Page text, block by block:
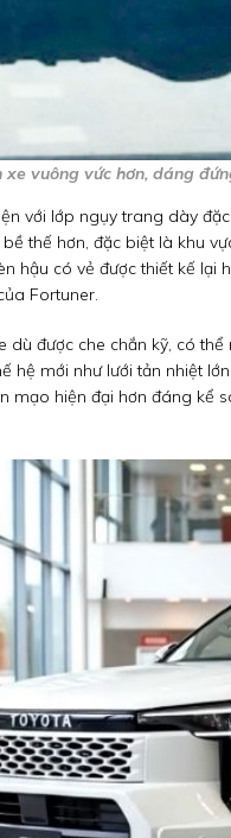
xe vuông vức hơn, dáng
với lớp ngụy trang dày
thế hơn, đặc biệt là khu
hậu có vẻ được thiết kế
Fortuner.
dù được che chắn kỹ, có
hệ mới như lưới tản nhiệt
mạo hiện đại hơn đáng kể